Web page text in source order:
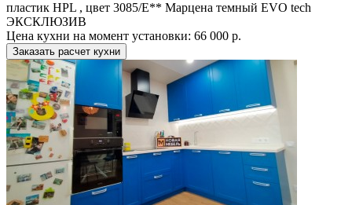
пластик HPL , цвет 3085/E** Марцена темный EVO tech
ЭКСКЛЮЗИВ
Цена кухни на момент установки: 66 000 р.
Заказать расчет кухни